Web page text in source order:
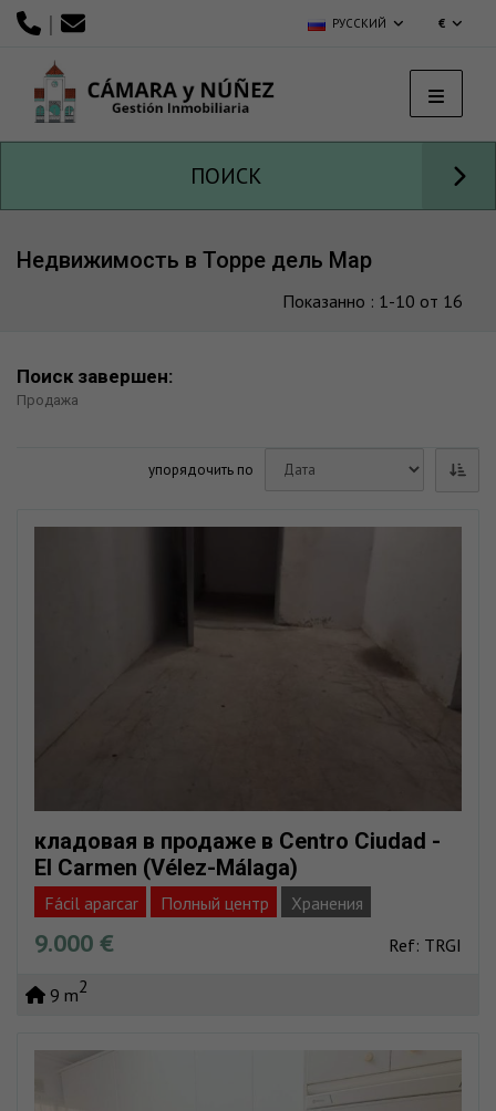
| РУССКИЙ €
ПОИСК
Недвижимость в Торре дель Мар
Показанно : 1-10 от 16
Поиск завершен:
Продажа
упорядочить по
кладовая в продаже в Centro Ciudad -
El Carmen (Vélez-Málaga)
Fácil aparcar Полный центр Хранения
9.000 € Ref: TRGI
9 m2